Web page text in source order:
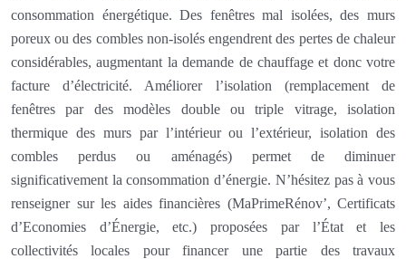
consommation énergétique. Des fenêtres mal isolées, des murs
poreux ou des combles non-isolés engendrent des pertes de chaleur
considérables, augmentant la demande de chauffage et donc votre
facture d’électricité. Améliorer l’isolation (remplacement de
fenêtres par des modèles double ou triple vitrage, isolation
thermique des murs par l’intérieur ou l’extérieur, isolation des
combles perdus ou aménagés) permet de diminuer
significativement la consommation d’énergie. N’hésitez pas à vous
renseigner sur les aides financières (MaPrimeRénov’, Certificats
d’Economies d’Énergie, etc.) proposées par l’État et les
collectivités locales pour financer une partie des travaux